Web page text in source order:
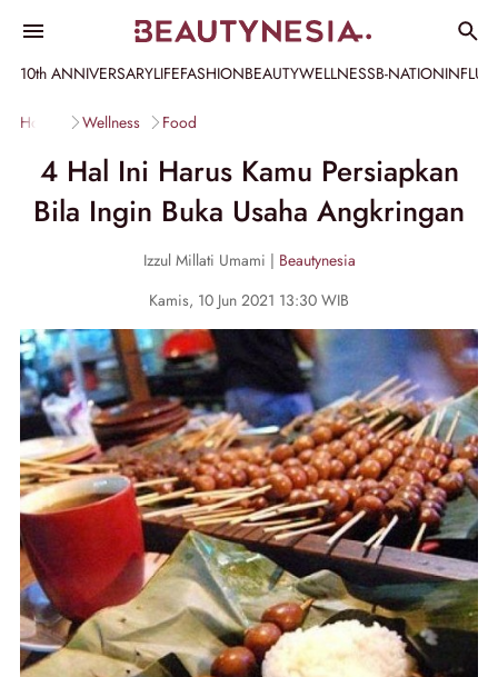
10th ANNIVERSARYLIFEFASHIONBEAUTYWELLNESSB-NATION
Home Wellness Food
4 Hal Ini Harus Kamu Persiapkan
Bila Ingin Buka Usaha Angkringan
Izzul Millati Umami | Beautynesia
Kamis, 10 Jun 2021 13:30 WIB